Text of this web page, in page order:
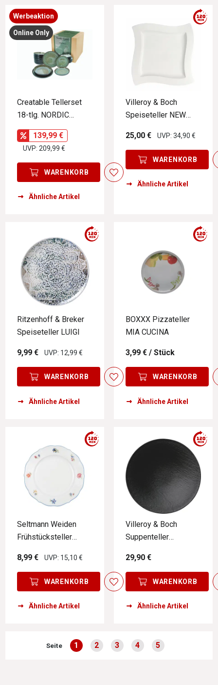
Werbeaktion
Online Only
Creatable Tellerset
18-tlg. NORDIC
FJORD
139,99 €
UVP: 209,99 €
WARENKORB
Ähnliche Artikel
Villeroy & Boch
Speiseteller NEW
25,00 €
UVP: 34,90 €
WARENKORB
Ähnliche Artikel
Ritzenhoff & Breker
Speiseteller LUIGI
9,99 € UVP: 12,99 €
WARENKORB
Ähnliche Artikel
BOXXX Pizzateller
MIA CUCINA
3,99 € / Stück
WARENKORB
Ähnliche Artikel
Seltmann Weiden
Frühstücksteller
8,99 €
UVP: 15,10 €
WARENKORB
Ähnliche Artikel
Villeroy & Boch
Suppenteller
ROCK
29,90 €
WARENKORB
Ähnliche Artikel
Seite
Seite
1
Seite
2
Seite
3
Seite
4
Seite
5